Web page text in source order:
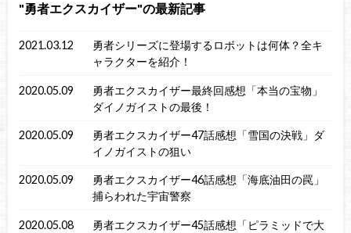
勇者エクスカイザー の最新記事
2021.03.12
勇者シリーズに登場するロボットは何体？全キ
ャラクターを紹介！
2020.05.09
勇者エクスカイザー最終回感想「本当の宝物」
ダイノガイストの最後！
2020.05.09
勇者エクスカイザー47話感想「雪国の決戦」ダ
イノガイストの狙い
2020.05.09
勇者エクスカイザー46話感想「海底油田の罠」
捕らわれた宇宙警察
2020.05.08
勇者エクスカイザー45話感想「ピラミッドで大